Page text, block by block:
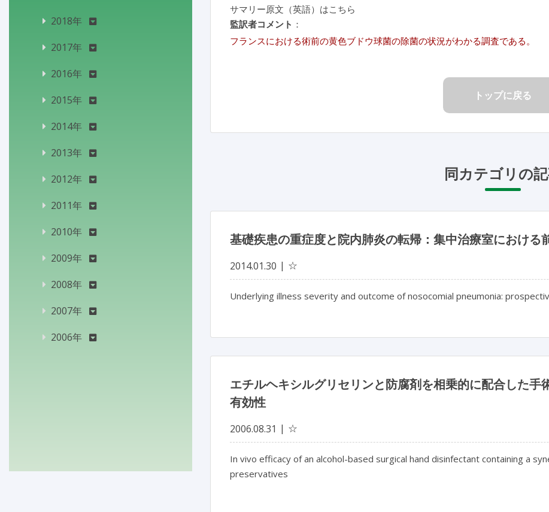
サマリー原文（英語）はこちら
監訳者コメント ：
フランスにおける術前の黄色ブドウ球菌の除菌の状況がわかる調査である。
トップに戻る
同カテゴリの
基礎疾患の重症度と院内肺炎の転帰：集中治療室におけ
2014.01.30 ☆
Underlying illness severity and outcome of nosocomial pneumonia:
エチルヘキシルグリセリンと防腐剤を相乗的に配合した手
有効性
2006.08.31 ☆
In vivo efficacy of an alcohol-based surgical hand disinfectant containing a
preservatives
2018年
2017年
2016年
2015年
2014年
2013年
2012年
2011年
2010年
2009年
2008年
2007年
2006年